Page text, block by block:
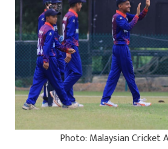
Photo: Malaysian Cricket